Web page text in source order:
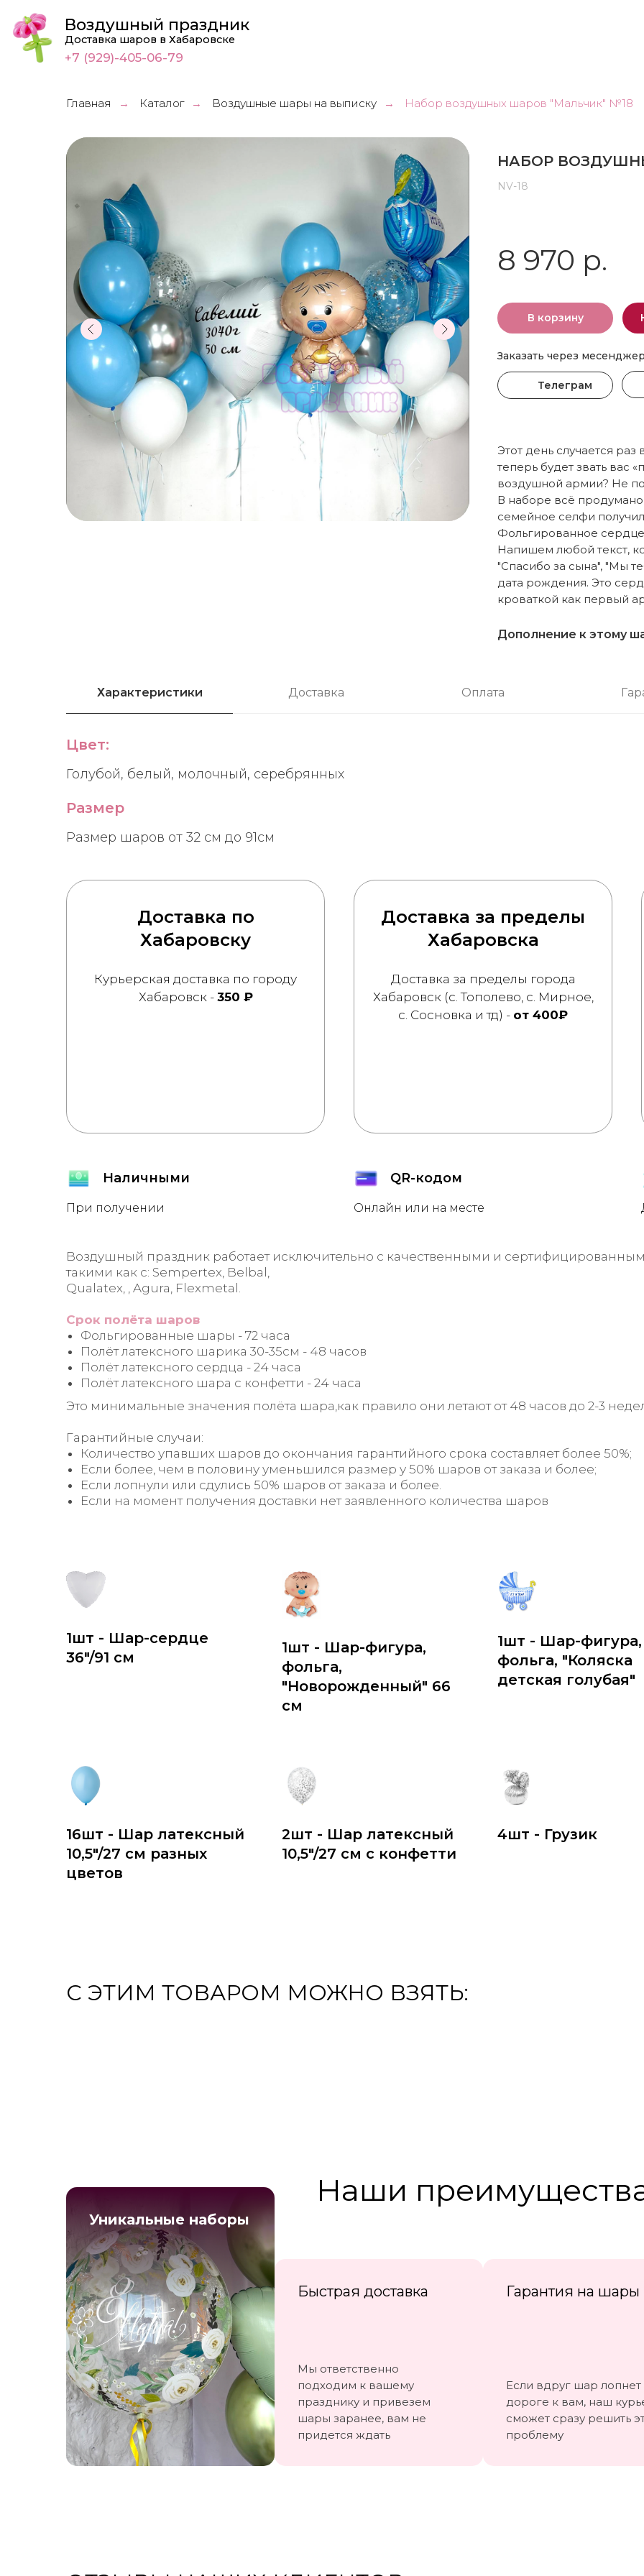
Воздушный праздник
Доставка шаров в Хабаровске
+7 (929)-405-06-79
Главная → Каталог → Воздушные шары на выписку → Набор воздушных шаров "Мальчик" №18
НАБОР
NV-18
8 970 р.
В корзину
Этот день случается
теперь будет звать вас
воздушной армии? Не
В наборе всё
семейное селфи
Фольгированное
Напишем любой текст,
"Спасибо за сына", "Мы
дата рождения. Это
кроваткой как первый
Телеграм
Дополнение к этому
Заказать через
Характеристики Доставка Оплата
Цвет:
Голубой, белый, молочный, серебрянных
Размер
Размер шаров от 32 см до 91см
Доставка по
Хабаровску
Курьерская доставка по городу
Хабаровск - 350 ₽
Доставка за пределы
Хабаровска
Доставка за пределы города
Хабаровск (с. Тополево, с. Мирное,
с. Сосновка и тд) - от 400₽
Наличными
При получении
QR-кодом
Онлайн или на месте
Воздушный праздник работает исключительно с качественными и
такими как с: Sempertex, Belbal,
Qualatex, , Agura, Flexmetal.
Срок полёта шаров
Фольгированные шары - 72 часа
Полёт латексного шарика 30-35см - 48 часов
Полёт латексного сердца - 24 часа
Полёт латексного шара с конфетти - 24 часа
Это минимальные значения полёта шара,как правило они летают от 48 часов до 2-3
Гарантийные случаи:
Количество упавших шаров до окончания гарантийного срока составляет более 50%;
Если более, чем в половину уменьшился размер у 50% шаров от заказа и более;
Если лопнули или сдулись 50% шаров от заказа и более.
Если на момент получения доставки нет заявленного количества шаров
1шт - Шар-сердце
36"/91 см
1шт - Шар-фигура,
фольга,
"Новорожденный" 66
см
1шт - Шар-фигура,
фольга, "Коляска
детская голубая"
16шт - Шар латексный
10,5"/27 см разных
цветов
2шт - Шар латексный
10,5"/27 см с конфетти
4шт - Грузик
С ЭТИМ ТОВАРОМ МОЖНО ВЗЯТЬ:
Наши
Уникальные наборы
Быстрая доставка
Мы ответственно
подходим к вашему
празднику и привезем
шары заранее, вам не
придется ждать
Гарантия на шары
Если вдруг шар лопнет
дороге к вам, наш
сможет сразу решить
проблему